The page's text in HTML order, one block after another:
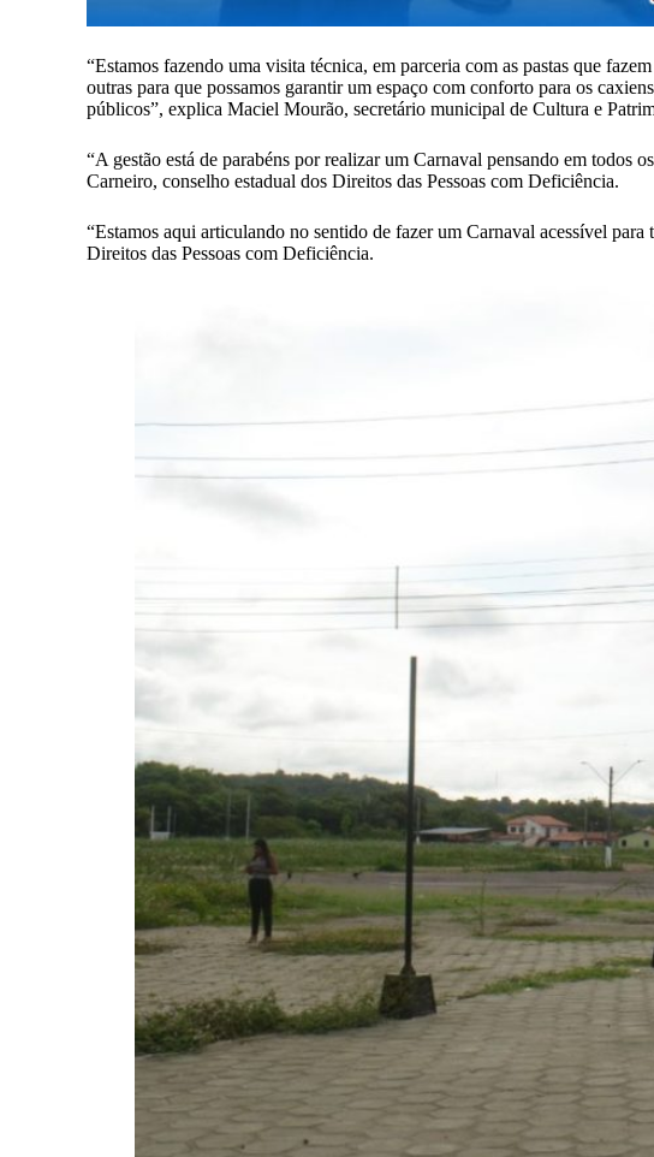
“Estamos fazendo uma visita técnica, em parceria com as pastas que
outras para que possamos garantir um espaço com conforto para os
públicos”, explica Maciel Mourão, secretário municipal de Cultura e
“A gestão está de parabéns por realizar um Carnaval pensando em
Carneiro, conselho estadual dos Direitos das Pessoas com Deficiência.
“Estamos aqui articulando no sentido de fazer um Carnaval acessível
Direitos das Pessoas com Deficiência.